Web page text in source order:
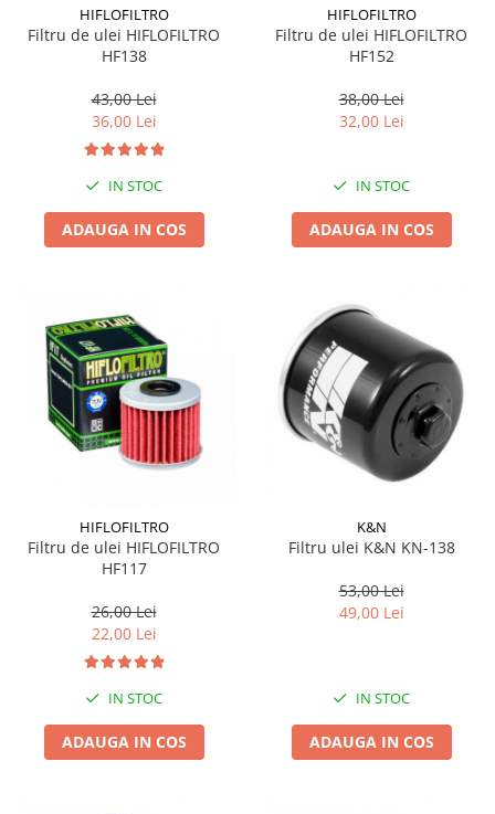
HIFLOFILTRO
Filtru de ulei HIFLOFILTRO
HF138
43,00 Lei
36,00 Lei
IN STOC
ADAUGA IN COS
HIFLOFILTRO
Filtru de ulei HIFLOFILTRO
HF152
38,00 Lei
32,00 Lei
IN STOC
ADAUGA IN COS
HIFLOFILTRO
Filtru de ulei HIFLOFILTRO
HF117
26,00 Lei
22,00 Lei
IN STOC
ADAUGA IN COS
K&N
Filtru ulei K&N KN-138
53,00 Lei
49,00 Lei
IN STOC
ADAUGA IN COS